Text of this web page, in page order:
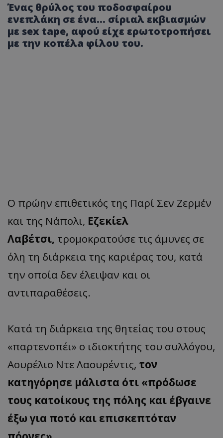
Ένας θρύλος του ποδοσφαίρου
ενεπλάκη σε ένα... σίριαλ εκβιασμών
με sex tape, αφού είχε ερωτοτροπήσει
με την κοπέλa φίλου του.
Ο πρώην επιθετικός της Παρί Σεν Ζερμέν
και της Νάπολι, Εζεκίελ
Λαβέτσι, τρομοκρατούσε τις άμυνες σε
όλη τη διάρκεια της καριέρας του, κατά
την οποία δεν έλειψαν και οι
αντιπαραθέσεις.
Κατά τη διάρκεια της θητείας του στους
«παρτενοπέι» ο ιδιοκτήτης του συλλόγου,
Αουρέλιο Ντε Λαουρέντις, τον
κατηγόρησε μάλιστα ότι «πρόδωσε
τους κατοίκους της πόλης και έβγαινε
έξω για ποτό και επισκεπτόταν